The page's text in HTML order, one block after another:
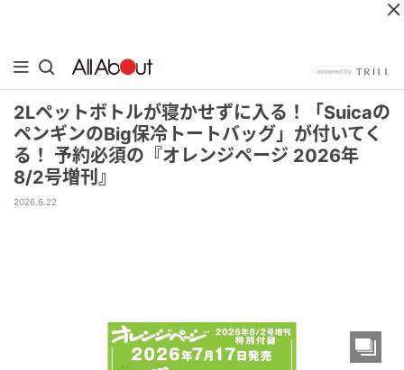
2Lペットボトルが寝かせずに入る！「Suicaの
ペンギンのBig保冷トートバッグ」が付いてく
る！ 予約必須の『オレンジページ 2026年
8/2号増刊』
2026.6.22